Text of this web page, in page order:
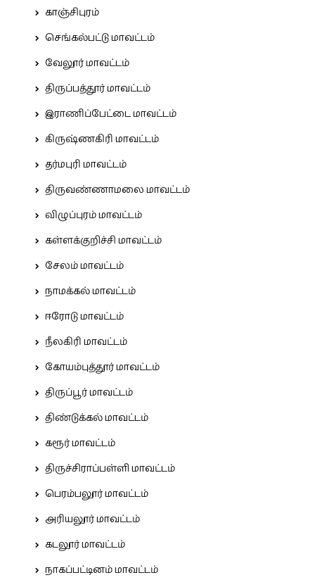
காஞ்சிபுரம்
செங்கல்பட்டு மாவட்டம்
வேலூர் மாவட்டம்
திருப்பத்தூர் மாவட்டம்
இராணிப்பேட்டை மாவட்டம்
கிருஷ்ணகிரி மாவட்டம்
தர்மபுரி மாவட்டம்
திருவண்ணாமலை மாவட்டம்
விழுப்புரம் மாவட்டம்
கள்ளக்குறிச்சி மாவட்டம்
சேலம் மாவட்டம்
நாமக்கல் மாவட்டம்
ஈரோடு மாவட்டம்
நீலகிரி மாவட்டம்
கோயம்புத்தூர் மாவட்டம்
திருப்பூர் மாவட்டம்
திண்டுக்கல் மாவட்டம்
கரூர் மாவட்டம்
திருச்சிராப்பள்ளி மாவட்டம்
பெரம்பலூர் மாவட்டம்
அரியலூர் மாவட்டம்
கடலூர் மாவட்டம்
நாகப்பட்டினம் மாவட்டம்